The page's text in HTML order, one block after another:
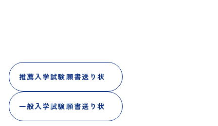
推薦入学試験願書送り状
一般入学試験願書送り状